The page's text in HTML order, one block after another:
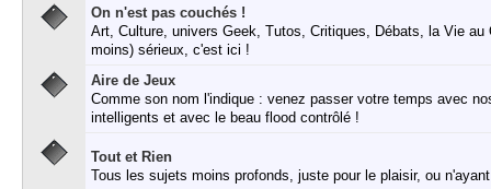
On n'est pas couchés !
Art, Culture, univers Geek, Tutos, Critiques, Débats, la Vie au
moins) sérieux, c'est ici !
Aire de Jeux
Comme son nom l'indique : venez passer votre temps avec
intelligents et avec le beau flood contrôlé !
Tout et Rien
Tous les sujets moins profonds, juste pour le plaisir, ou